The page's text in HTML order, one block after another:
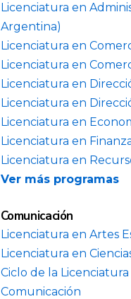
Licenciatura en
Argentina)
Licenciatura en
Licenciatura en
Licenciatura en
Licenciatura en
Licenciatura en
Licenciatura en
Licenciatura en
Ver más programas
Comunicación
Licenciatura en Artes
Licenciatura en
Ciclo de la Licenciatura
Comunicación